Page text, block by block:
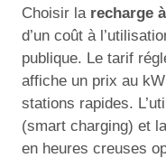
Choisir la recharge
d’un coût à
publique. Le tarif
affiche un prix au
stations rapides.
(smart charging) et
en heures creuses